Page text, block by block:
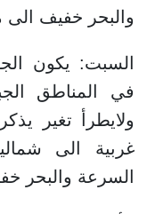
والبحر خفيف الى
السبت: يكون
في المناطق
ولايطرأ تغير
غربية الى
السرعة والبحر